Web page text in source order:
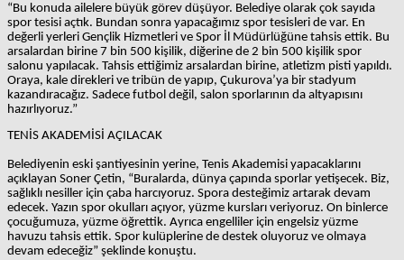
“Bu konuda ailelere büyük görev düşüyor. Belediye olarak çok sayıda
spor tesisi açtık. Bundan sonra yapacağımız spor tesisleri de var. En
değerli yerleri Gençlik Hizmetleri ve Spor İl Müdürlüğüne tahsis ettik. Bu
arsalardan birine 7 bin 500 kişilik, diğerine de 2 bin 500 kişilik spor
salonu yapılacak. Tahsis ettiğimiz arsalardan birine, atletizm pisti yapıldı.
Oraya, kale direkleri ve tribün de yapıp, Çukurova’ya bir stadyum
kazandıracağız. Sadece futbol değil, salon sporlarının da altyapısını
hazırlıyoruz.”
TENİS AKADEMİSİ AÇILACAK
Belediyenin eski şantiyesinin yerine, Tenis Akademisi yapacaklarını
açıklayan Soner Çetin, “Buralarda, dünya çapında sporlar yetişecek. Biz,
sağlıklı nesiller için çaba harcıyoruz. Spora desteğimiz artarak devam
edecek. Yazın spor okulları açıyor, yüzme kursları veriyoruz. On binlerce
çocuğumuza, yüzme öğrettik. Ayrıca engelliler için engelsiz yüzme
havuzu tahsis ettik. Spor kulüplerine de destek oluyoruz ve olmaya
devam edeceğiz” şeklinde konuştu.